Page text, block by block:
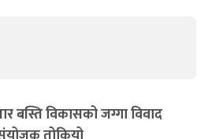
बस्ति विकासको जग्गा विवाद